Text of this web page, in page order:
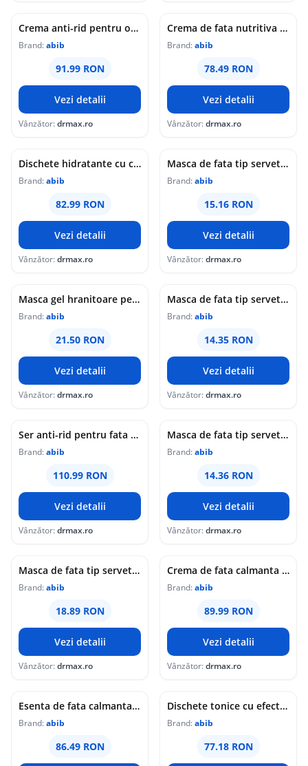
Crema anti-rid pentru ochi cu colagen Jericho Rose, 30ml, Abib
Brand:abib
91.99 RON
Vezi detalii
Vânzător:drmax.ro
Crema de fata nutritiva Jericho Rose, 75ml, Abib
Brand:abib
78.49 RON
Vezi detalii
Vânzător:drmax.ro
Dischete hidratante cu colagen pentru fermitate Jericho Rose, 60 bucati, Abib
Brand:abib
82.99 RON
Vezi detalii
Vânzător:drmax.ro
Masca de fata tip servetel hidratanta Madecassoside Sticker, 27ml, Abib
Brand:abib
15.16 RON
Vezi detalii
Vânzător:drmax.ro
Masca gel hranitoare pentru fata cu colagen Sedum Jelly, 35ml, Abib
Brand:abib
21.50 RON
Vezi detalii
Vânzător:drmax.ro
Masca de fata tip servetel cu efect iluminator Vita Sticker, 27ml, Abib
Brand:abib
14.35 RON
Vezi detalii
Vânzător:drmax.ro
Ser anti-rid pentru fata cu efect de fermitate Jericho Rose, 50ml, Abib
Brand:abib
110.99 RON
Vezi detalii
Vânzător:drmax.ro
Masca de fata tip servetel hidratanta cu pH usor acid Honey Fit, 30ml, Abib
Brand:abib
14.36 RON
Vezi detalii
Vânzător:drmax.ro
Masca de fata tip servetel hidratanta Hyaluron Sticker, 27ml, Abib
Brand:abib
18.89 RON
Vezi detalii
Vânzător:drmax.ro
Crema de fata calmanta Heartleaf, 75ml, Abib
Brand:abib
89.99 RON
Vezi detalii
Vânzător:drmax.ro
Esenta de fata calmanta cu SPF50+ PA++++ Heartleaf, 50ml, Abib
Brand:abib
86.49 RON
Dischete tonice cu efect calmant Heartleaf, 80 bucati, Abib
Brand:abib
77.18 RON